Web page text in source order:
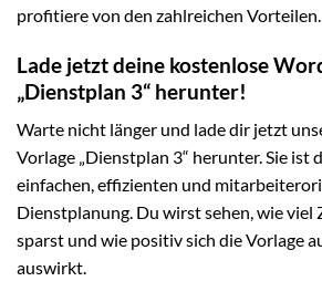
profitiere von den zahlreichen Vorteilen.
Lade jetzt deine kostenlose
„Dienstplan 3“ herunter!
Warte nicht länger und lade dir jetzt
Vorlage „Dienstplan 3“ herunter. Sie ist
einfachen, effizienten und
Dienstplanung. Du wirst sehen, wie viel
sparst und wie positiv sich die Vorlage
auswirkt.